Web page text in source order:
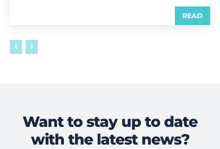
READ
Want to stay up to date
with the latest news?